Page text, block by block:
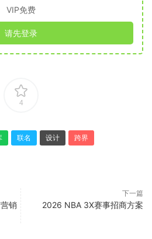
VIP免费
请先登录
4
联名 设计 跨界
销
下一篇
2026 NBA 3X赛事招商方案